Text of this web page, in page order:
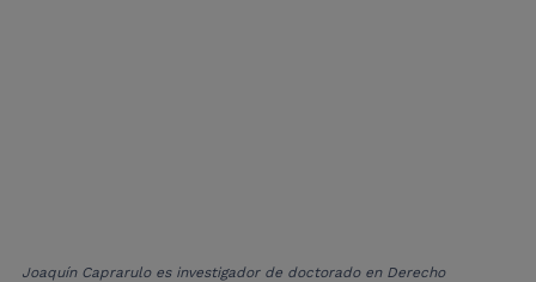
Joaquín Caprarulo es investigador de doctorado en Derecho